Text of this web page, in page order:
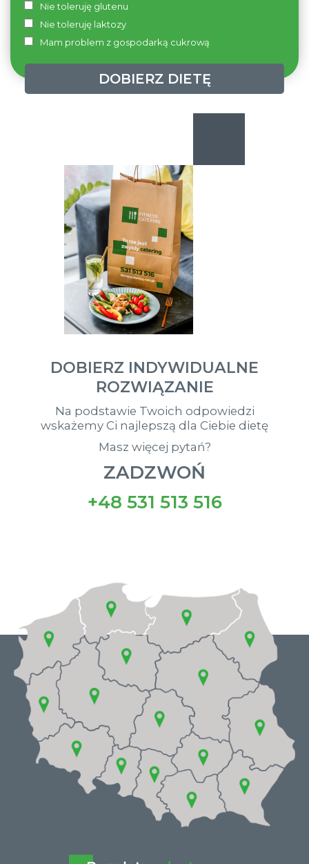
Nie toleruję glutenu
Nie toleruję laktozy
Mam problem z gospodarką cukrową
DOBIERZ DIETĘ
DOBIERZ INDYWIDUALNE
ROZWIĄZANIE
Na podstawie Twoich odpowiedzi
wskażemy Ci najlepszą dla Ciebie dietę
Masz więcej pytań?
ZADZWOŃ
+48 531 513 516